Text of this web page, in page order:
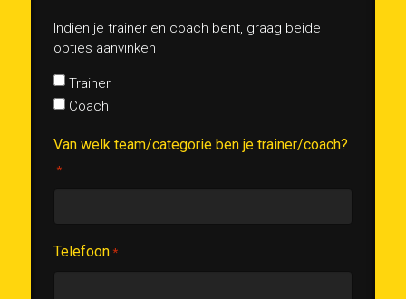
Indien je trainer en coach bent, graag beide
opties aanvinken
Trainer
Coach
Van welk team/categorie ben je trainer/coach?
*
Telefoon *